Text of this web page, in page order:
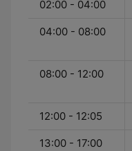
02:00 - 04:00
04:00 - 08:00
08:00 - 12:00
12:00 - 12:05
13:00 - 17:00